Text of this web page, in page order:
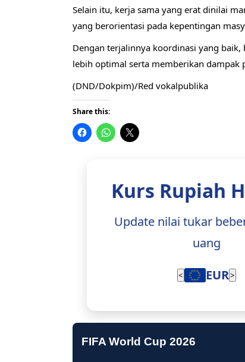
Selain itu, kerja sama yang erat dinilai
yang berorientasi pada kepentingan
Dengan terjalinnya koordinasi yang
lebih optimal serta memberikan dampak
(DND/Dokpim)/Red vokalpublika
Share this:
Kurs Rupiah
Update nilai tukar
uang
< EUR>
FIFA World Cup 2026